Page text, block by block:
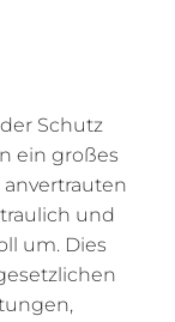
Schutz
ein großes
und
um. Dies